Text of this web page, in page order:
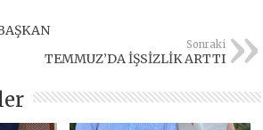
Sonraki
TEMMUZ’DA İŞSİZLİK ARTTI